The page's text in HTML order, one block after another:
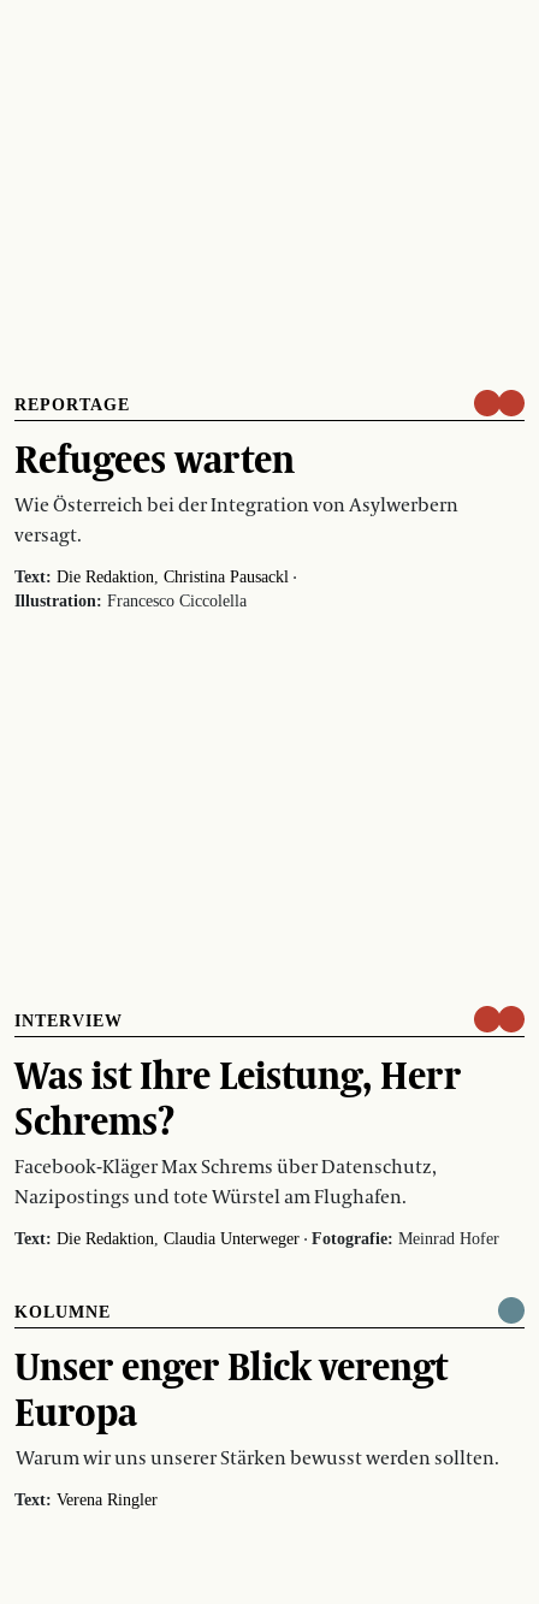
REPORTAGE
Refugees warten
Wie Österreich bei der Integration von Asylwerbern
versagt.
Text: Die Redaktion Christina Pausackl ·
Illustration: Francesco Ciccolella
INTERVIEW
Was ist Ihre Leistung, Herr
Schrems?
Facebook-Kläger Max Schrems über Datenschutz,
Nazipostings und tote Würstel am Flughafen.
Text: Die Redaktion Claudia Unterweger · Fotografie: Meinrad Hofer
KOLUMNE
Unser enger Blick verengt
Europa
Warum wir uns unserer Stärken bewusst werden sollten.
Text: Verena Ringler